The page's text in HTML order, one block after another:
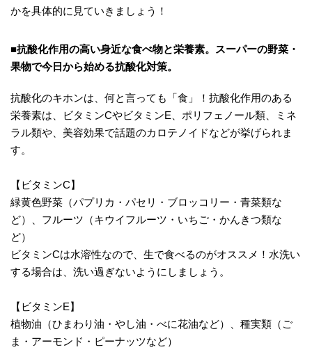
かを具体的に見ていきましょう！
■抗酸化作用の高い身近な食べ物と栄養素。スーパーの野菜・
果物で今日から始める抗酸化対策。
抗酸化のキホンは、何と言っても「食」！抗酸化作用のある
栄養素は、ビタミンCやビタミンE、ポリフェノール類、ミネ
ラル類や、美容効果で話題のカロテノイドなどが挙げられま
す。
【ビタミンC】
緑黄色野菜（パプリカ・パセリ・ブロッコリー・青菜類な
ど）、フルーツ（キウイフルーツ・いちご・かんきつ類な
ど）
ビタミンCは水溶性なので、生で食べるのがオススメ！水洗い
する場合は、洗い過ぎないようにしましょう。
【ビタミンE】
植物油（ひまわり油・やし油・べに花油など）、種実類（ご
ま・アーモンド・ピーナッツなど）